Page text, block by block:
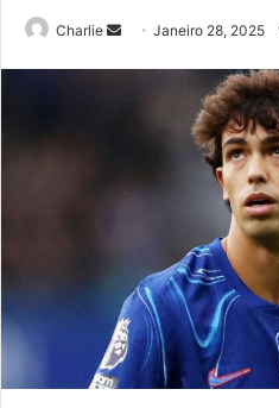
Charlie
SendJaneiro 28, 2025